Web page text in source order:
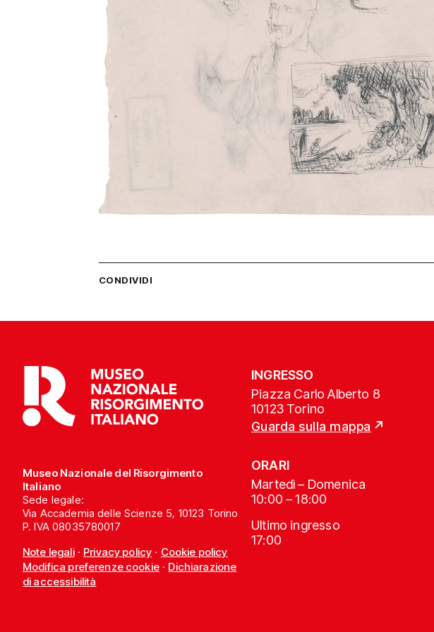
CONDIVIDI
Museo Nazionale del Risorgimento
Italiano
Sede legale:
Via Accademia delle Scienze 5, 10123 Torino
P. IVA 08035780017
Note legali· Privacy policy · Cookie policy
Modifica preferenze cookie· Dichiarazione
di accessibilità
INGRESSO
Piazza Carlo Alberto 8
10123 Torino
Guarda sulla mappa
ORARI
Martedì – Domenica
10:00 – 18:00
Ultimo ingresso
17:00